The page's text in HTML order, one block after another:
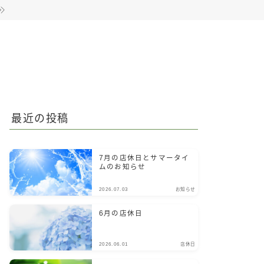
最近の投稿
7月の店休日とサマータイ
ムのお知らせ
2026.07.03 お知らせ
6月の店休日
2026.06.01 店休日